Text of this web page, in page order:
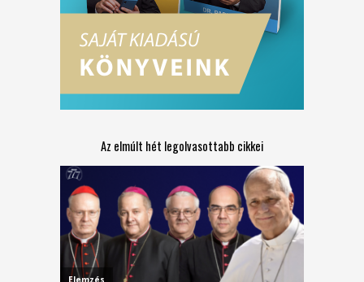
Az elmúlt hét legolvasottabb cikkei